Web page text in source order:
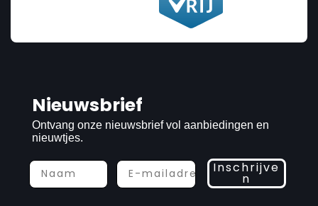
Nieuwsbrief
Ontvang onze nieuwsbrief vol aanbiedingen en
nieuwtjes.
Inschrijve
n